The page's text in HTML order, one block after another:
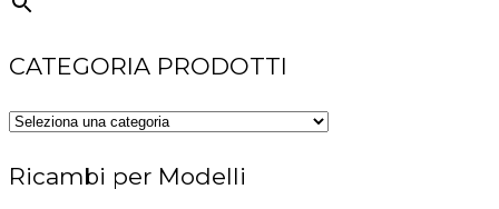
CATEGORIA PRODOTTI
Ricambi per Modelli